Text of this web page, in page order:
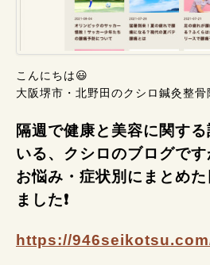
こんにちは😃
大阪堺市・北野田のクシロ鍼灸整骨
隔週で健康と美容に関す
いる、クシロのブログで
お悩み・症状別にまとめ
ました❗
https://